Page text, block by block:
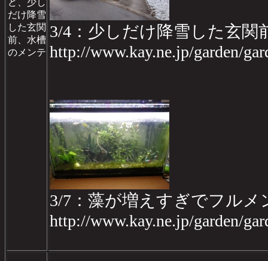
ど、少し
だけ降雪
した玄関
前、水槽
のメンテ
3/4：少しだけ降雪した玄関
http://www.kay.ne.jp/garden/
3/7：藻が増えすぎでフルメ
http://www.kay.ne.jp/garden/